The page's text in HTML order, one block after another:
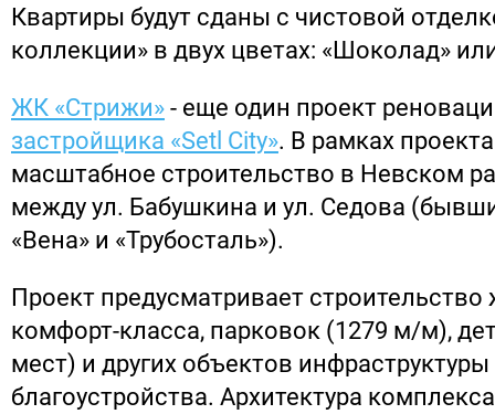
Квартиры будут сданы с чистовой
коллекции» в двух цветах: «Шоколад»
ЖК «Стрижи» - еще один проект
застройщика «Setl City». В рамках
масштабное строительство в Невском
между ул. Бабушкина и ул. Седова
«Вена» и «Трубосталь»).
Проект предусматривает
комфорт-класса, парковок (1279 м/м),
мест) и других объектов инфраструктуры
благоустройства. Архитектура